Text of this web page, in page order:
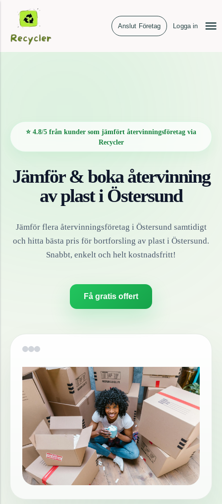
Anslut Företag Logga in
⭐ 4.8/5 från kunder som jämfört återvinningsföretag via
Recycler
Jämför & boka återvinning
avplastiÖstersund
Jämför flera återvinningsföretag i Östersund samtidigt
och hitta bästa pris för bortforsling av plast i Östersund.
Snabbt, enkelt och helt kostnadsfritt!
Få gratis offert